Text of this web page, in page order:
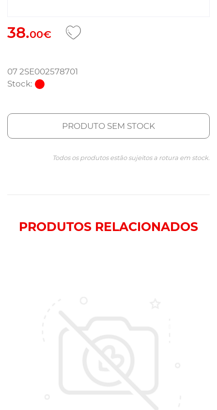
38.00€
07 2SE002578701
Stock:
PRODUTO SEM STOCK
Todos os produtos estão sujeitos a rotura em stock.
PRODUTOS RELACIONADOS